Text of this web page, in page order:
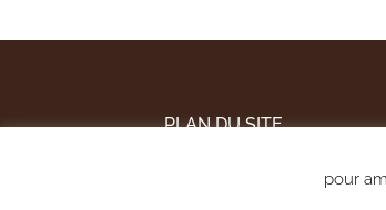
PLAN DU SITE
POLITIQUE DE
pour